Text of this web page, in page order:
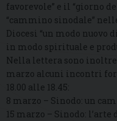
favorevole” e il “giorno
“cammino sinodale”
Diocesi “un modo nuovo
in modo spirituale e
Nella lettera sono
marzo alcuni incontri
18.00 alle 18.45:
8 marzo – Sinodo: un
15 marzo – Sinodo: